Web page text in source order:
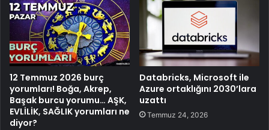
12 Temmuz 2026 burç
yorumları! Boğa, Akrep,
Başak burcu yorumu… AŞK,
EVLİLİK, SAĞLIK yorumları ne
diyor?
Databricks, Microsoft ile
Azure ortaklığını 2030’lara
uzattı
Temmuz 24, 2026